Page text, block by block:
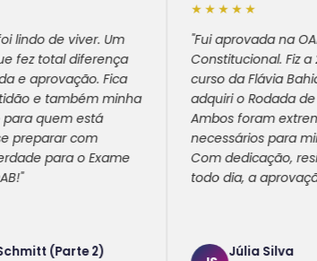
Um
Fica
minha
está
o Exame
2)
"Fui aprovada na OAB 45 em
Constitucional. Fiz a 2ª fase
curso da Flávia Bahia e
adquiri o Rodada de Simulados.
Ambos foram extremamente
necessários para minha
Com dedicação, resiliência e o
todo dia, a aprovação vem."
Júlia Silva